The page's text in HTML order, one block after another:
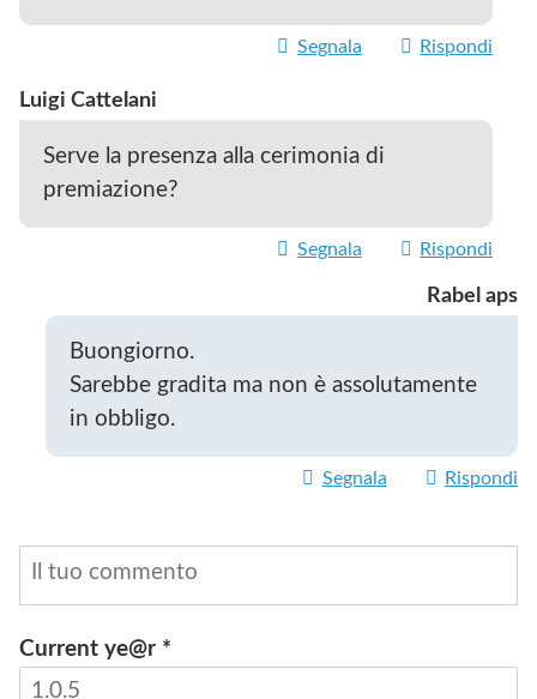
Segnala Rispondi
Luigi Cattelani
Serve la presenza alla cerimonia di
premiazione?
Segnala Rispondi
Rabel aps
Buongiorno.
Sarebbe gradita ma non è assolutamente
in obbligo.
Segnala Rispondi
Current ye@r *